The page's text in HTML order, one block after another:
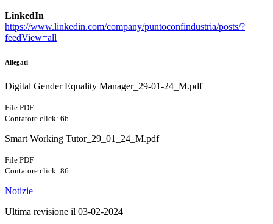
LinkedIn
https://www.linkedin.com/company/puntoconfindustria/posts/?
feedView=all
Allegati
Digital Gender Equality Manager_29-01-24_M.pdf
File PDF
Contatore click: 66
Smart Working Tutor_29_01_24_M.pdf
File PDF
Contatore click: 86
Notizie
Ultima revisione il 03-02-2024